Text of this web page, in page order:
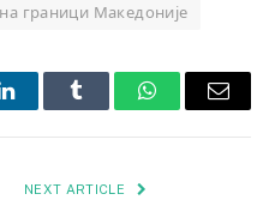
граници Македоније
LinkedInTumblr WhatsAppEmail
NEXT ARTICLE